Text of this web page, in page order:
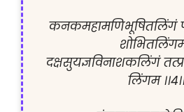
कनकमहामणिभूषितलिंगं
दक्षसुयज्ञविनाशकलिंगं
लिंगम